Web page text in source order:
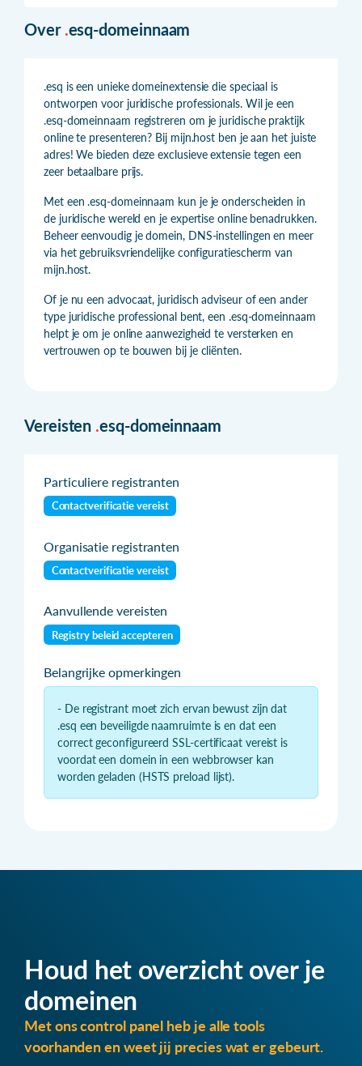
Over .esq-domeinnaam
.esq is een unieke domeinextensie die speciaal is
ontworpen voor juridische professionals. Wil je een
.esq-domeinnaam registreren om je juridische praktijk
online te presenteren? Bij mijn.host ben je aan het juiste
adres! We bieden deze exclusieve extensie tegen een
zeer betaalbare prijs.
Met een .esq-domeinnaam kun je je onderscheiden in
de juridische wereld en je expertise online benadrukken.
Beheer eenvoudig je domein, DNS-instellingen en meer
via het gebruiksvriendelijke configuratiescherm van
mijn.host.
Of je nu een advocaat, juridisch adviseur of een ander
type juridische professional bent, een .esq-domeinnaam
helpt je om je online aanwezigheid te versterken en
vertrouwen op te bouwen bij je cliënten.
Vereisten .esq-domeinnaam
Particuliere registranten
Contactverificatie vereist
Organisatie registranten
Contactverificatie vereist
Aanvullende vereisten
Registry beleid accepteren
Belangrijke opmerkingen
- De registrant moet zich ervan bewust zijn dat
.esq een beveiligde naamruimte is en dat een
correct geconfigureerd SSL-certificaat vereist is
voordat een domein in een webbrowser kan
worden geladen (HSTS preload lijst).
Houd het overzicht over je
domeinen
Met ons control panel heb je alle tools
voorhanden en weet jij precies wat er gebeurt.